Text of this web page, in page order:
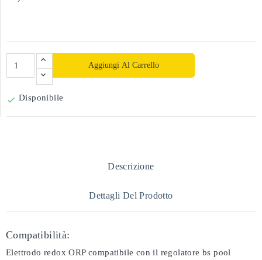
Aggiungi Al Carrello
 Disponibile
Descrizione
Dettagli Del Prodotto
Compatibilità:
Elettrodo redox ORP compatibile con il regolatore bs pool